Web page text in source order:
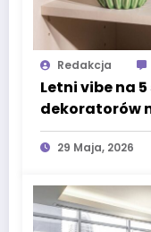
Redakcja
Letni vibe na
dekoratorów
29 Maja, 2026